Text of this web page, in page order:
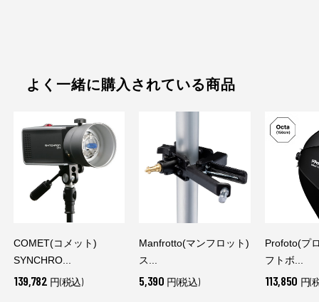
よく一緒に購入されている商品
COMET(コメット)
SYNCHRO...
139,782 円(税込)
Manfrotto(マンフロット)
ス...
5,390 円(税込)
Profoto(プ
フトボ...
113,850 円(